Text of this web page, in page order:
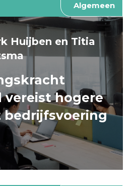
Algemeen
Huijben en Titia
vereist hogere